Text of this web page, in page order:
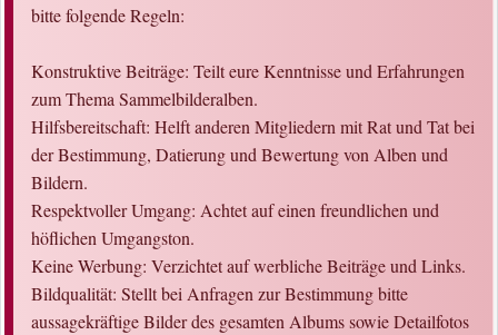
bitte folgende Regeln:
Konstruktive Beiträge: Teilt eure Kenntnisse und Erfahrungen
zum Thema Sammelbilderalben.
Hilfsbereitschaft: Helft anderen Mitgliedern mit Rat und Tat bei
der Bestimmung, Datierung und Bewertung von Alben und
Bildern.
Respektvoller Umgang: Achtet auf einen freundlichen und
höflichen Umgangston.
Keine Werbung: Verzichtet auf werbliche Beiträge und Links.
Bildqualität: Stellt bei Anfragen zur Bestimmung bitte
aussagekräftige Bilder des gesamten Albums sowie Detailfotos